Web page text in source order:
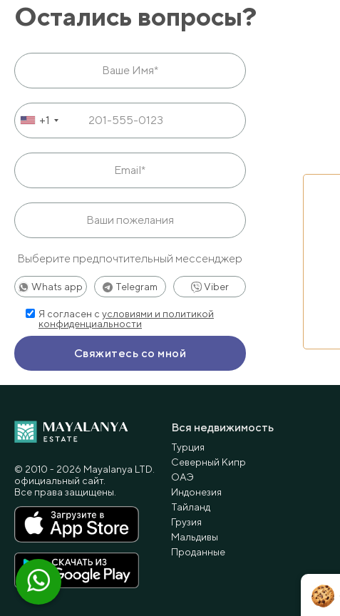
Остались вопросы?
+1
Выберите предпочтительный мессенджер
Whats app Telegram Viber
Я согласен с условиями и политикой
конфиденциальности
Вся недвижимость
Турция
Северный Кипр
ОАЭ
Индонезия
Тайланд
Грузия
Мальдивы
Проданные
© 2010 - 2026 Мayalanya LTD.
официальный сайт.
Все права защищены.